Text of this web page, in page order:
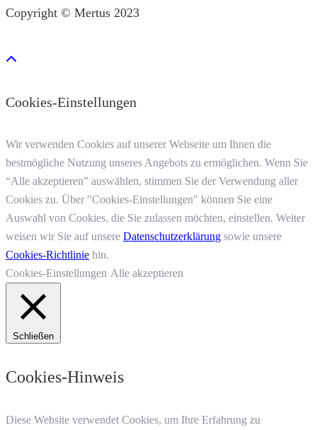
Copyright © Mertus 2023
Cookies-Einstellungen
Wir verwenden Cookies auf unserer Webseite um Ihnen die
bestmögliche Nutzung unseres Angebots zu ermöglichen. Wenn Sie
“Alle akzeptieren” auswählen, stimmen Sie der Verwendung aller
Cookies zu. Über "Cookies-Einstellungen" können Sie eine
Auswahl von Cookies, die Sie zulassen möchten, einstellen. Weiter
weisen wir Sie auf unsere Datenschutzerklärung sowie unsere
Cookies-Richtlinie hin.
Cookies-Einstellungen Alle akzeptieren
Schließen
Cookies-Hinweis
Diese Website verwendet Cookies, um Ihre Erfahrung zu